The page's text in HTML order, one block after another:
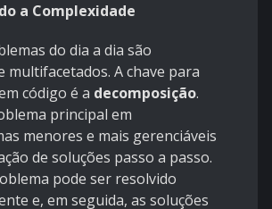
a Complexidade
do dia a dia são
multifacetados. A chave para
código é a decomposição.
principal em
menores e mais gerenciáveis
de soluções passo a passo.
pode ser resolvido
e, em seguida, as soluções